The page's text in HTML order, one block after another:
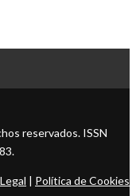
reservados. ISSN
| Política de Cookies